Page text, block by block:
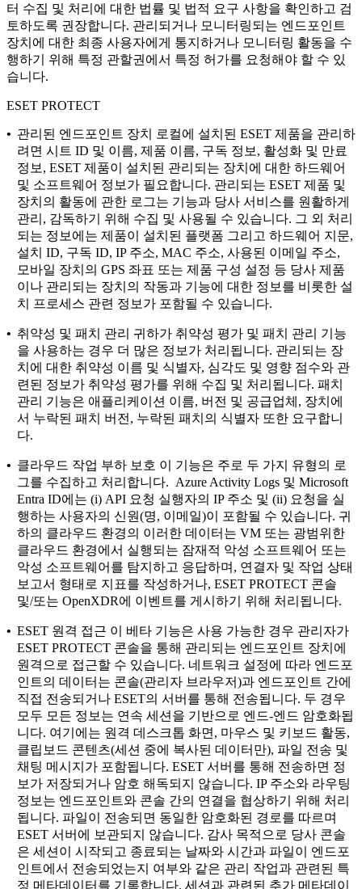
터 수집 및 처리에 대한 법률 및 법적 요구 사항을 확인하고 검
토하도록 권장합니다. 관리되거나 모니터링되는 엔드포인트
장치에 대한 최종 사용자에게 통지하거나 모니터링 활동을 수
행하기 위해 특정 관할권에서 특정 허가를 요청해야 할 수 있
습니다.
ESET PROTECT
• 관리된 엔드포인트 장치
로컬에 설치된 ESET 제품을 관리하
려면 시트 ID 및 이름, 제품 이름, 구독 정보, 활성화 및 만료
정보, ESET 제품이 설치된 관리되는 장치에 대한 하드웨어
및 소프트웨어 정보가 필요합니다. 관리되는 ESET 제품 및
장치의 활동에 관한 로그는 기능과 당사 서비스를 원활하게
관리, 감독하기 위해 수집 및 사용될 수 있습니다. 그 외 처리
되는 정보에는 제품이 설치된 플랫폼 그리고 하드웨어 지문,
설치 ID, 구독 ID, IP 주소, MAC 주소, 사용된 이메일 주소,
모바일 장치의 GPS 좌표 또는 제품 구성 설정 등 당사 제품
이나 관리되는 장치의 작동과 기능에 대한 정보를 비롯한 설
치 프로세스 관련 정보가 포함될 수 있습니다.
• 취약성 및 패치 관리 귀하가 취약성 평가 및 패치 관리 기능
을 사용하는 경우 더 많은 정보가 처리됩니다. 관리되는 장
치에 대한 취약성 이름 및 식별자, 심각도 및 영향 점수와 관
련된 정보가 취약성 평가를 위해 수집 및 처리됩니다. 패치
관리 기능은 애플리케이션 이름, 버전 및 공급업체, 장치에
서 누락된 패치 버전, 누락된 패치의 식별자 또한 요구합니
다.
• 클라우드 작업 부하 보호 이 기능은 주로 두 가지 유형의 로
그를 수집하고 처리합니다. Azure Activity Logs 및 Microsoft
Entra ID에는 (i) API 요청 실행자의 IP 주소 및 (ii) 요청을 실
행하는 사용자의 신원(명, 이메일)이 포함될 수 있습니다. 귀
하의 클라우드 환경의 이러한 데이터는 VM 또는 광범위한
클라우드 환경에서 실행되는 잠재적 악성 소프트웨어 또는
악성 소프트웨어를 탐지하고 응답하며, 연결자 및 작업 상태
보고서 형태로 지표를 작성하거나, ESET PROTECT 콘솔
및/또는 OpenXDR에 이벤트를 게시하기 위해 처리됩니다.
• ESET 원격 접근 이 베타 기능은 사용 가능한 경우 관리자가
ESET PROTECT 콘솔을 통해 관리되는 엔드포인트 장치에
원격으로 접근할 수 있습니다. 네트워크 설정에 따라 엔드포
인트의 데이터는 콘솔(관리자 브라우저)과 엔드포인트 간에
직접 전송되거나 ESET의 서버를 통해 전송됩니다. 두 경우
모두 모든 정보는 연속 세션을 기반으로 엔드-엔드 암호화됩
니다. 여기에는 원격 데스크톱 화면, 마우스 및 키보드 활동,
클립보드 콘텐츠(세션 중에 복사된 데이터만), 파일 전송 및
채팅 메시지가 포함됩니다. ESET 서버를 통해 전송하면 정
보가 저장되거나 암호 해독되지 않습니다. IP 주소와 라우팅
정보는 엔드포인트와 콘솔 간의 연결을 협상하기 위해 처리
됩니다. 파일이 전송되면 동일한 암호화된 경로를 따르며
ESET 서버에 보관되지 않습니다. 감사 목적으로 당사 콘솔
은 세션이 시작되고 종료되는 날짜와 시간과 파일이 엔드포
인트에서 전송되었는지 여부와 같은 관리 작업과 관련된 특
정 메타데이터를 기록합니다. 세션과 관련된 추가 메타데이